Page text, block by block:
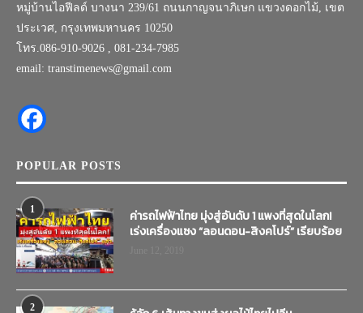
หมู่บ้านไอฟีลด์ บางนา 239/61 ถนนกาญจนาภิเษก แขวงดอกไม้, เขต
ประเวศ, กรุงเทพมหานคร 10250
โทร.086-910-9026 , 081-234-7985
email: transtimenews@gmail.com
POPULAR POSTS
1
ค่ารถไฟฟ้าไทย มุ่งสู่อันดับ 1 แพงที่สุดในโลก!
เร่งเครื่องแซง “ลอนดอน-สิงคโปร์” เรียบร้อย
2